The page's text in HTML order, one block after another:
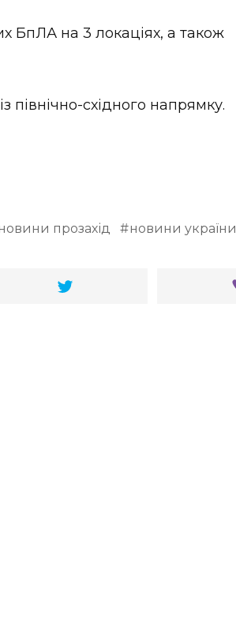
БпЛА на 3 локаціях, а також
східного напрямку.
прозахід новини україни